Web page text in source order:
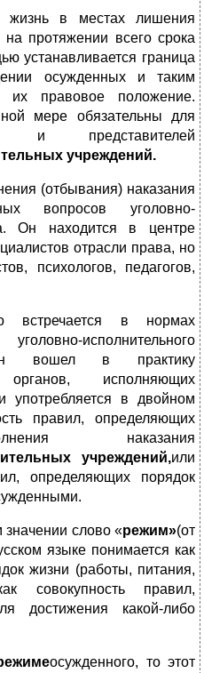
жизнь в местах лишения
протяжении всего срока
устанавливается граница
осужденных и таким
их правовое положение.
мере обязательны для
и представителей
учреждений.
(отбывания) наказания
уголовно-
Он находится в центре
отрасли права, но
психологов, педагогов,
встречается в нормах
исполнительного
Он вошел в практику
исполняющих
употребляется в двойном
правил, определяющих
наказания
учреждений,или
определяющих порядок
слово «режим»(от
языке понимается как
жизни (работы, питания,
совокупность правил,
достижения какой-либо
осужденного, то этот